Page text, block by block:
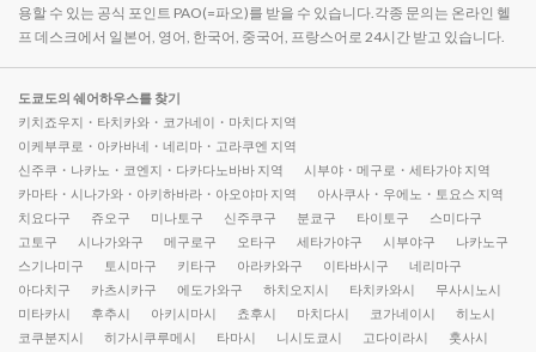
용할 수 있는 공식 포인트 PAO(=파오)를 받을 수 있습니다.각종 문의는 온라인 헬
프 데스크에서 일본어, 영어, 한국어, 중국어, 프랑스어로 24시간 받고 있습니다.
도쿄도의 쉐어하우스를 찾기
키치죠우지・타치카와・코가네이・마치다 지역
이케부쿠로・아카바네・네리마・고라쿠엔 지역
신주쿠・나카노・코엔지・다카다노바바 지역
시부야・메구로・세타가야 지역
카마타・시나가와・아키하바라・아오야마 지역
아사쿠사・우에노・토요스 지역
치요다구
쥬오구 미나토구 신주쿠구 분쿄구 타이토구
스미다구
고토구
시나가와구 메구로구 오타구 세타가야구 시부야구
나카노구
스기나미구
토시마구 키타구 아라카와구 이타바시구
네리마구
아다치구
카츠시카구 에도가와구 하치오지시 타치카와시
무사시노시
미타카시
후추시 아키시마시 쵸후시 마치다시 코가네이시
히노시
코쿠분지시
히가시쿠루메시 타마시 니시도쿄시 고다이라시
훗사시